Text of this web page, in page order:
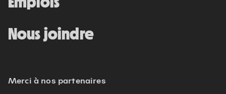
Nous joindre
Merci à nos partenaires